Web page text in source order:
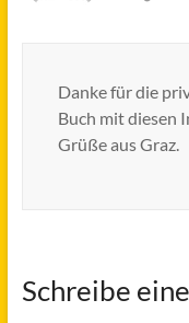
Danke für die
Buch mit diesen
Grüße aus Graz.
Schreibe